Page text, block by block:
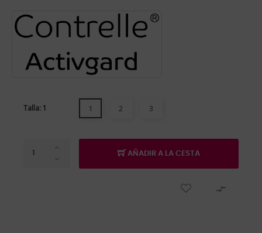
Talla: 1 1 2 3
AÑADIR A LA CESTA
